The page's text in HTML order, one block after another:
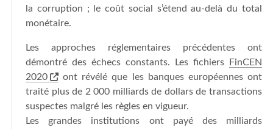
la corruption ; le coût social s’étend au-delà du total
monétaire.
Les approches réglementaires précédentes ont
démontré des échecs constants. Les fichiers
FinCEN
2020
ont révélé que les banques européennes ont
traité plus de 2 000 milliards de dollars de transactions
suspectes malgré les règles en vigueur.
Les grandes institutions ont payé des milliards